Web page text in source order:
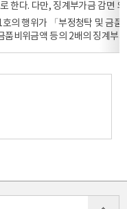
한다. 다만, 징계부가금 감면
의 행위가 「부정청탁 및 금
비위금액 등의 2배의 징계부